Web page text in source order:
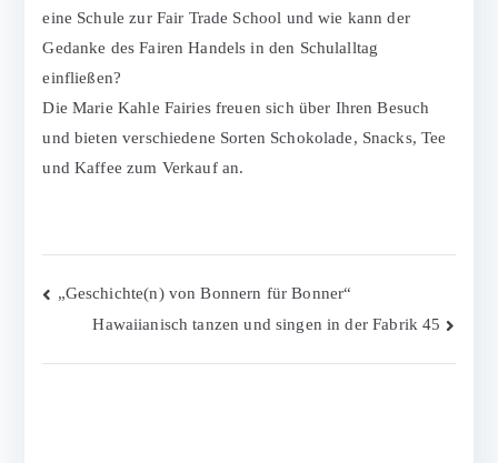
eine Schule zur Fair Trade School und wie kann der
Gedanke des Fairen Handels in den Schulalltag
einfließen?
Die Marie Kahle Fairies freuen sich über Ihren Besuch
und bieten verschiedene Sorten Schokolade, Snacks, Tee
und Kaffee zum Verkauf an.
Beitragsnavigation
„Geschichte(n) von Bonnern für Bonner“
Hawaiianisch tanzen und singen in der Fabrik 45